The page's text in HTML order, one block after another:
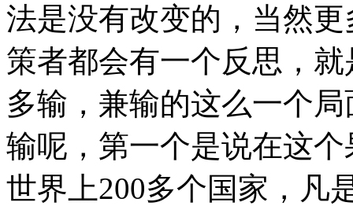
法是没有改变的，当然
策者都会有一个反思，
多输，兼输的这么一个
输呢，第一个是说在这
世界上200多个国家，凡